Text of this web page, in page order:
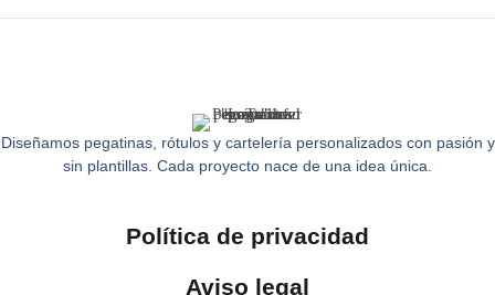
Diseñamos pegatinas, rótulos y cartelería personalizados con pasión y
sin plantillas. Cada proyecto nace de una idea única.
Política de privacidad
Aviso legal